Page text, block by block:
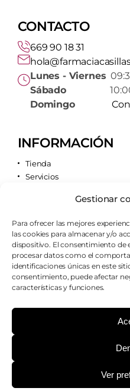
Gestionar
Para ofrecer las mejores
las cookies para almacenar y/o
dispositivo. El consentimiento de
procesar datos como el
identificaciones únicas en este
consentimiento, puede afectar
características y funciones.
Ver
CONTACTO
669 90 18 31
Lunes - Viernes
Sábado10:00 -
Domingo
INFORMACIÓN
Tienda
Servicios
Quiénes somos
AVISOS LEGALES
Aviso legal
Política de cookies
Política de privacidad